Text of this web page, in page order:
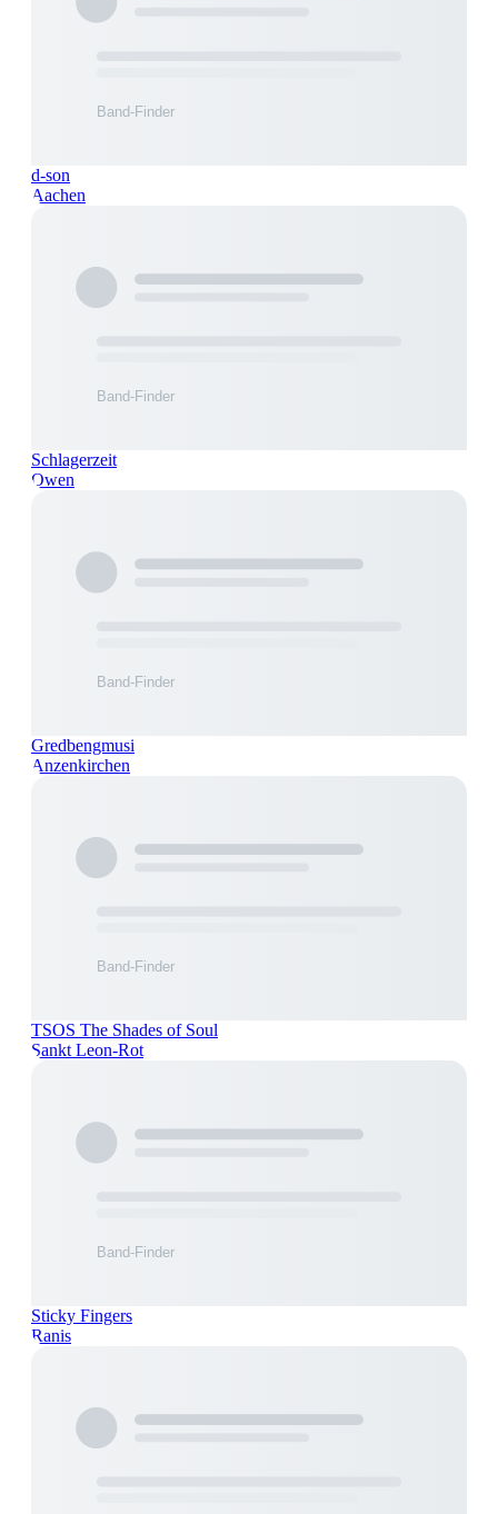
d-son
Aachen
Schlagerzeit
Owen
Gredbengmusi
Anzenkirchen
TSOS The Shades of Soul
Sankt Leon-Rot
Sticky Fingers
Ranis